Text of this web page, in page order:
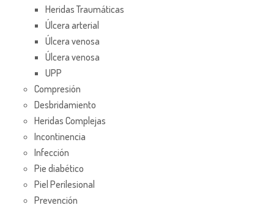
Heridas Traumáticas
Úlcera arterial
Úlcera venosa
Úlcera venosa
UPP
Compresión
Desbridamiento
Heridas Complejas
Incontinencia
Infección
Pie diabético
Piel Perilesional
Prevención